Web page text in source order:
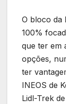
O bloco da
100%
que ter em
opções,
ter
INEOS de
Lidl-Trek